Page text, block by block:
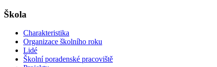
Škola
Charakteristika
Organizace školního roku
Lidé
Školní poradenské pracoviště